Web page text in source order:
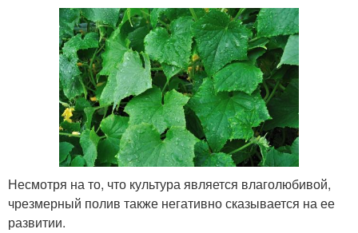
Несмотря на то, что культура является влаголюбивой,
чрезмерный полив также негативно сказывается на ее
развитии.